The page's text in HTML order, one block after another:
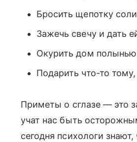
Бросить щепотку
Зажечь свечу и дать
Окурить дом
Подарить что-то тому,
Приметы о сглазе — это
учат нас быть
сегодня психологи